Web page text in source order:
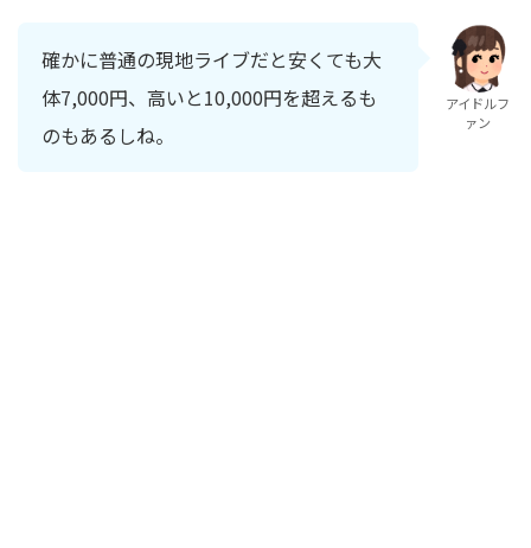
確かに普通の現地ライブだと安くても大
体7,000円、高いと10,000円を超えるも
のもあるしね。
アイドルフ
ァン